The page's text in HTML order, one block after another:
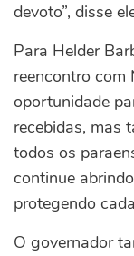
devoto”, disse
Para Helder
reencontro com
oportunidade
recebidas, mas
todos os
continue
protegendo
O governador